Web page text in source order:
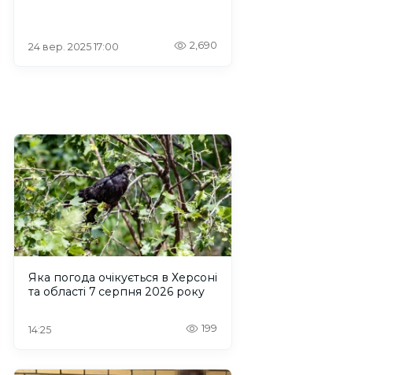
24 вер. 2025 17:00 2,690
Яка погода очікується в Херсоні
та області 7 серпня 2026 року
14:25 199